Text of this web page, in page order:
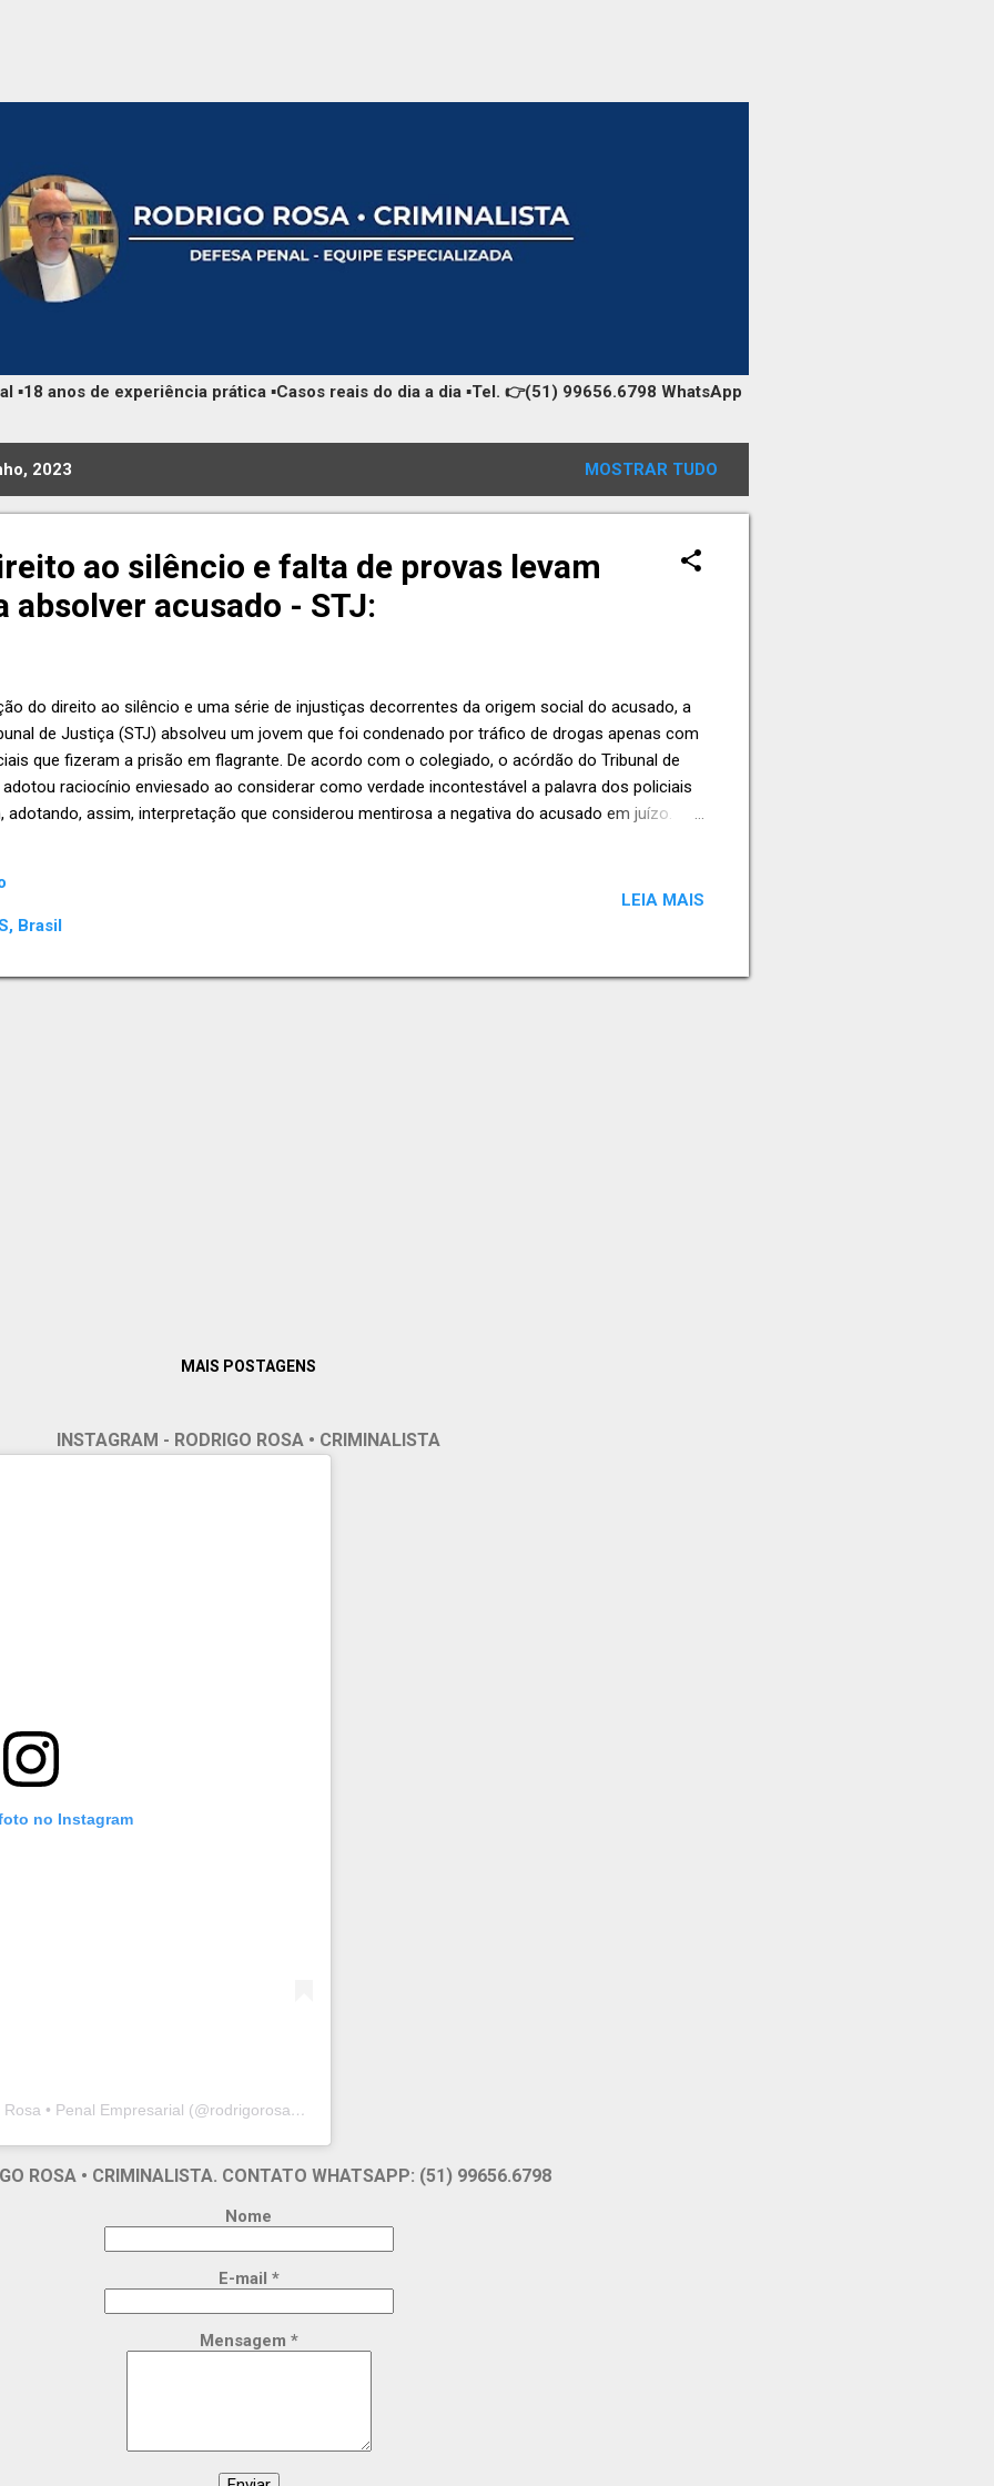
▪️18 anos de experiência prática ▪️Casos reais do dia a dia ▪️Tel. 👉(51) 99656.6798 WhatsApp
2023 MOSTRAR TUDO
ao silêncio e falta de provas levam
absolver acusado - STJ:
do direito ao silêncio e uma série de injustiças decorrentes da origem social do acusado, a
de Justiça (STJ) absolveu um jovem que foi condenado por tráfico de drogas apenas com
que fizeram a prisão em flagrante. De acordo com o colegiado, o acórdão do Tribunal de
raciocínio enviesado ao considerar como verdade incontestável a palavra dos policiais
adotando, assim, interpretação que considerou mentirosa a negativa do acusado em juízo.
que revelaria suspeita de prática de tráfico de drogas, mas o juízo de primeiro grau o
que os testemunhos dos policiais não foram suficientes para comprovar os fatos. Nem a
Brasil
LEIA MAIS
MAIS POSTAGENS
INSTAGRAM - RODRIGO ROSA • CRIMINALISTA
no Instagram
Um post compartilhado por Rodrigo Rosa • Penal Empresarial (@rodrigorosapenal)
ROSA • CRIMINALISTA. CONTATO WHATSAPP: (51) 99656.6798
Nome
E-mail *
Mensagem *